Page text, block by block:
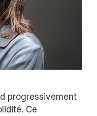
progressivement
Ce